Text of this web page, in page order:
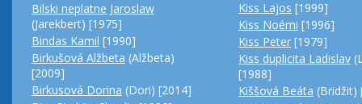
Bilski neplatne Jaroslaw
(Jarekbert) [1975]
Bindas Kamil [1990]
Birkušová Alžbeta (Alžbeta)
[2009]
Birkusová Dorina (Dori) [2014]
Kiss Lajos [1999]
Kiss Noémi [1996]
Kiss Peter [1979]
Kiss duplicita Ladislav
[1988]
Kiššová Beáta (Bridžit)